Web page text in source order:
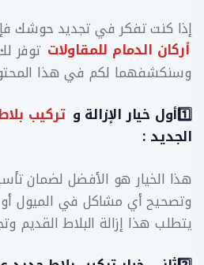
إذا كنت تفكر في تجديد حوشك
أركان الدمام للمقاولات توفر
وسنكشفهما لكم في هذا
​1️⃣أول خيار الإزالة و
تركيب
الجديد :
​هذا الخيار هو الأفضل لضمان
وتصحيح أي مشاكل في الميول
يتطلب هذا إزالة البلاط القديم